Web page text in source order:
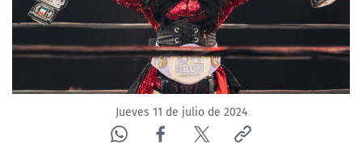
ACTUALIDAD Y TENDENCIAS
CORPORATIVO Y TRANSPARENCIA
CANAL DE DENUNCIAS
ÁREA DE PROYECTOS
Jueves 11 de julio de 2024